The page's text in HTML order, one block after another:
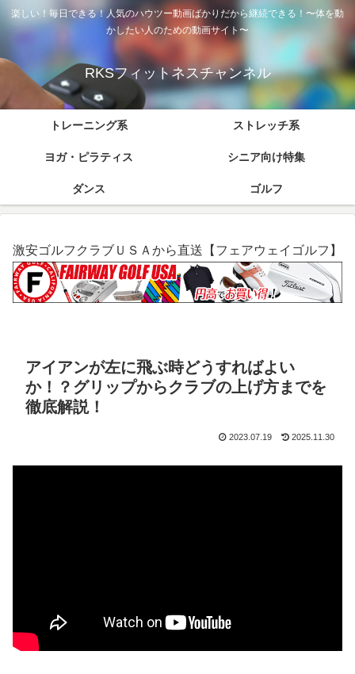
楽しい！毎日できる！人気のハウツー動画ばかりだから継続できる！〜体を動
かしたい人のための動画サイト〜
RKSフィットネスチャンネル
トレーニング系 ストレッチ系
ヨガ・ピラティス シニア向け特集
ダンス ゴルフ
激安ゴルフクラブＵＳＡから直送【フェアウェイゴルフ】
アイアンが左に飛ぶ時どうすればよい
か！？グリップからクラブの上げ方までを
徹底解説！
2023.07.19 2025.11.30